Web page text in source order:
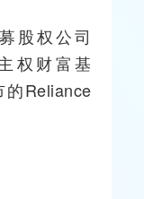
股权公司
权财富基
Reliance